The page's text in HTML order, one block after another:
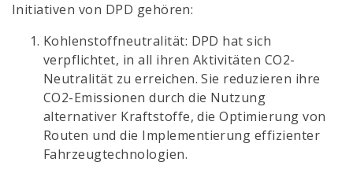
Initiativen von DPD gehören:
Kohlenstoffneutralität: DPD hat sich
verpflichtet, in all ihren Aktivitäten CO2-
Neutralität zu erreichen. Sie reduzieren ihre
CO2-Emissionen durch die Nutzung
alternativer Kraftstoffe, die Optimierung von
Routen und die Implementierung effizienter
Fahrzeugtechnologien.